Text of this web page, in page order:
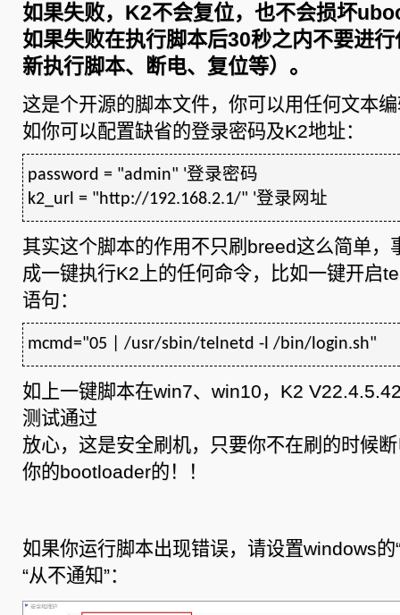
如果失败，K2不会复位，也不会损坏
如果失败在执行脚本后30秒之内不要进
新执行脚本、断电、复位等）。
这是个开源的脚本文件，你可以用任何文本
如你可以配置缺省的登录密码及K2地址：
password = "admin" '登录密码
k2_url = "http://192.168.2.1/" '登录网址
其实这个脚本的作用不只刷breed这么简单，
成一键执行K2上的任何命令，比如一键开启
语句：
mcmd="05 | /usr/sbin/telnetd -l /bin/login.sh"
如上一键脚本在win7、win10，K2
测试通过
放心，这是安全刷机，只要你不在刷的时候
你的bootloader的！！
如果你运行脚本出现错误，请设置windows的
“从不通知”：